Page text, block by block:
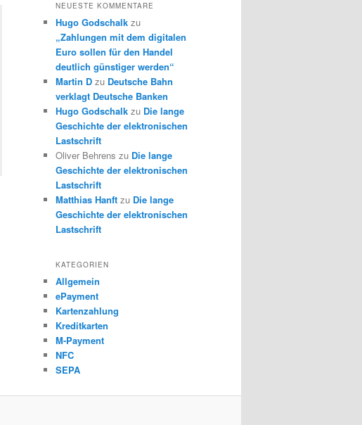
NEUESTE KOMMENTARE
Hugo Godschalk zu
„Zahlungen mit dem digitalen
Euro sollen für den Handel
deutlich günstiger werden“
Martin D zu Deutsche Bahn
verklagt Deutsche Banken
Hugo Godschalk zu Die lange
Geschichte der elektronischen
Lastschrift
Oliver Behrens zu Die lange
Geschichte der elektronischen
Lastschrift
Matthias Hanft zu Die lange
Geschichte der elektronischen
Lastschrift
KATEGORIEN
Allgemein
ePayment
Kartenzahlung
Kreditkarten
M-Payment
NFC
SEPA